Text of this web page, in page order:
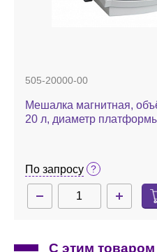
505-20000-00
Мешалка магнитная,
20 л, диаметр
По запросу
С этим